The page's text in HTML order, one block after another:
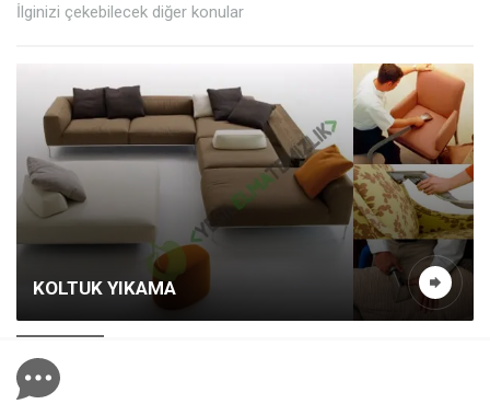
İlginizi çekebilecek diğer konular
KOLTUK YIKAMA